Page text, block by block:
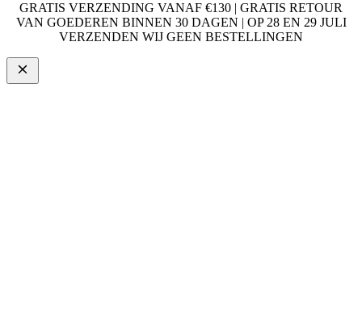
GRATIS VERZENDING VANAF €130 | GRATIS RETOUR
VAN GOEDEREN BINNEN 30 DAGEN | OP 28 EN 29 JULI
VERZENDEN WIJ GEEN BESTELLINGEN